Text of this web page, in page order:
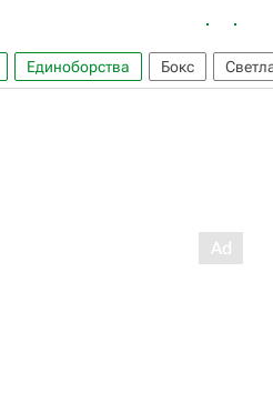
Единоборства Бокс